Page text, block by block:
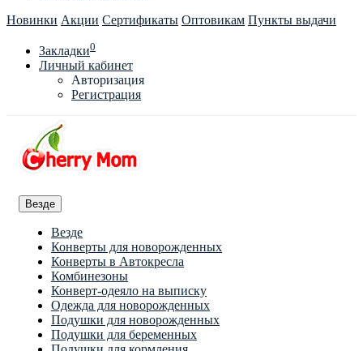
Новинки Акции Сертификаты Оптовикам Пункты выдачи
Закладки0
Личный кабинет
Авторизация
Регистрация
Везде
Везде
Конверты для новорожденных
Конверты в Автокресла
Комбинезоны
Конверт-одеяло на выписку
Одежда для новорожденных
Подушки для новорожденных
Подушки для беременных